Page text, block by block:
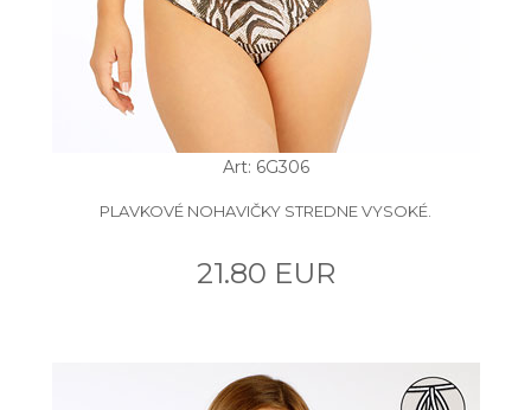
Art: 6G306
PLAVKOVÉ NOHAVIČKY STREDNE VYSOKÉ.
21.80 EUR